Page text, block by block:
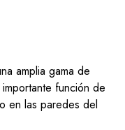
amplia gama de
función de
en las paredes del